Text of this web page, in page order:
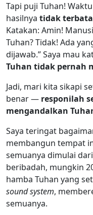
Tapi puji Tuhan!
hasilnya tidak
Katakan: Amin!
Tuhan? Tidak! Ada
dijawab.” Saya mau
Tuhan tidak pernah
Jadi, mari kita sikapi
benar — responilah
mengandalkan
Saya teringat
membangun tempat
semuanya dimulai
beribadah, mungkin
hamba Tuhan yang
sound system,
semuanya.